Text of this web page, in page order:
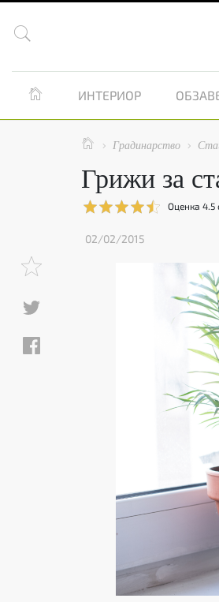

 ИНТЕРИОР
  Градинарство 
Грижи за
Оценка 4.5
02/02/2015